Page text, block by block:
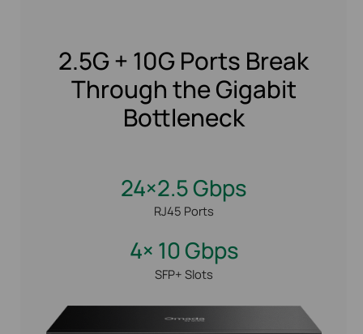
2.5G + 10G Ports Break
Through the Gigabit
Bottleneck
24×2.5 Gbps
RJ45 Ports
4× 10 Gbps
SFP+ Slots